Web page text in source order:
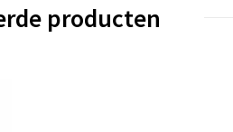
producten